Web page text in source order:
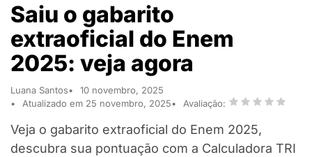
Saiu o gabarito
extraoficial do Enem
2025: veja agora
Luana Santos
10 novembro, 2025
Atualizado em 25 novembro, 2025
Avaliação:
Veja o gabarito extraoficial do Enem 2025,
descubra sua pontuação com a Calculadora TRI